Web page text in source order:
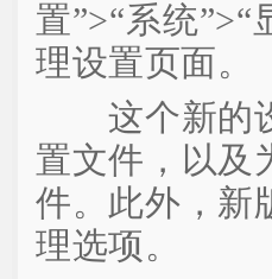
置”>“系统
理设置页面。
这个新的设
置文件，以及
件。此外，新
理选项。